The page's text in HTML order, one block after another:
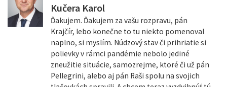
Kučera Karol
Ďakujem. Ďakujem za vašu rozpravu, pán
Krajčír, lebo konečne to tu niekto pomenoval
naplno, si myslím. Núdzový stav či prihriatie si
polievky v rámci pandémie nebolo jediné
zneužitie situácie, samozrejme, ktoré či už pán
Pellegrini, alebo aj pán Raši spolu na svojich